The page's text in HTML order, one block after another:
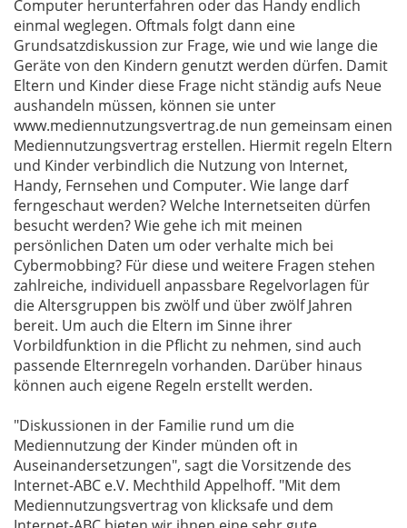
Computer herunterfahren oder das Handy endlich
einmal weglegen. Oftmals folgt dann eine
Grundsatzdiskussion zur Frage, wie und wie lange die
Geräte von den Kindern genutzt werden dürfen. Damit
Eltern und Kinder diese Frage nicht ständig aufs Neue
aushandeln müssen, können sie unter
www.mediennutzungsvertrag.de nun gemeinsam einen
Mediennutzungsvertrag erstellen. Hiermit regeln Eltern
und Kinder verbindlich die Nutzung von Internet,
Handy, Fernsehen und Computer. Wie lange darf
ferngeschaut werden? Welche Internetseiten dürfen
besucht werden? Wie gehe ich mit meinen
persönlichen Daten um oder verhalte mich bei
Cybermobbing? Für diese und weitere Fragen stehen
zahlreiche, individuell anpassbare Regelvorlagen für
die Altersgruppen bis zwölf und über zwölf Jahren
bereit. Um auch die Eltern im Sinne ihrer
Vorbildfunktion in die Pflicht zu nehmen, sind auch
passende Elternregeln vorhanden. Darüber hinaus
können auch eigene Regeln erstellt werden.
"Diskussionen in der Familie rund um die
Mediennutzung der Kinder münden oft in
Auseinandersetzungen", sagt die Vorsitzende des
Internet-ABC e.V. Mechthild Appelhoff. "Mit dem
Mediennutzungsvertrag von klicksafe und dem